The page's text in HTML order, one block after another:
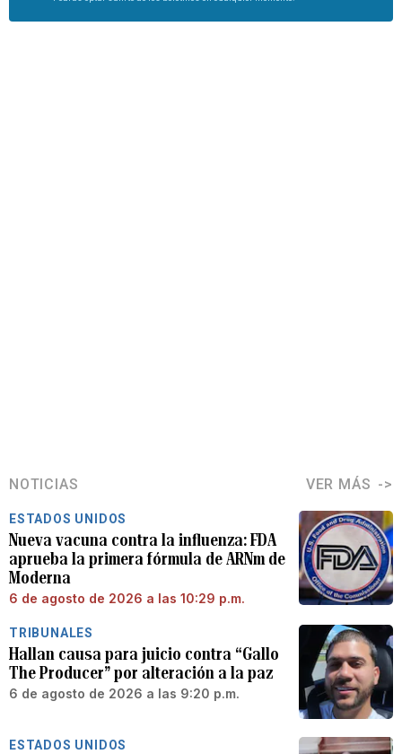
NOTICIAS VER MÁS
ESTADOS UNIDOS
Nueva vacuna contra la influenza: FDA
aprueba la primera fórmula de ARNm de
Moderna
6 de agosto de 2026 a las 10:29 p.m.
TRIBUNALES
Hallan causa para juicio contra “Gallo
The Producer” por alteración a la paz
6 de agosto de 2026 a las 9:20 p.m.
ESTADOS UNIDOS